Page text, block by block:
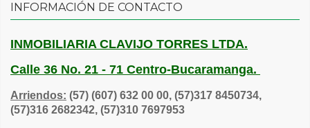
INFORMACIÓN DE CONTACTO
INMOBILIARIA CLAVIJO TORRES LTDA.
Calle 36 No. 21 - 71 Centro-Bucaramanga.
Arriendos: (57) (607) 632 00 00, (57)317 8450734,
(57)316 2682342, (57)310 7697953